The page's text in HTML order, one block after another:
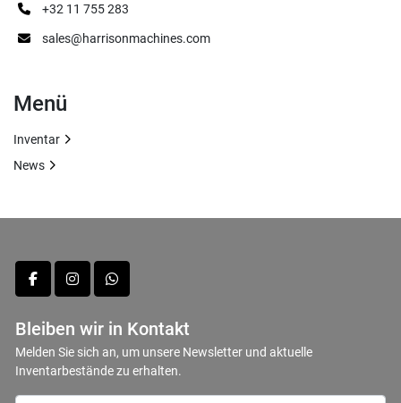
facebookinstagramwhatsapp
Bleiben wir in Kontakt
Melden Sie sich an, um unsere Newsletter und aktuelle
Inventarbestände zu erhalten.
+32 11 755 283
sales@harrisonmachines.com
Menü
Inventar
News